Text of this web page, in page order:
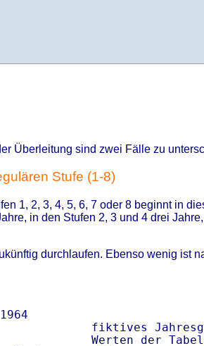
Überleitung sind zwei Fälle zu
Stufe (1-8)
1, 2, 3, 4, 5, 6, 7 oder 8 beginnt in
in den Stufen 2, 3 und 4 drei
durchlaufen. Ebenso wenig ist
fiktives
Werten der